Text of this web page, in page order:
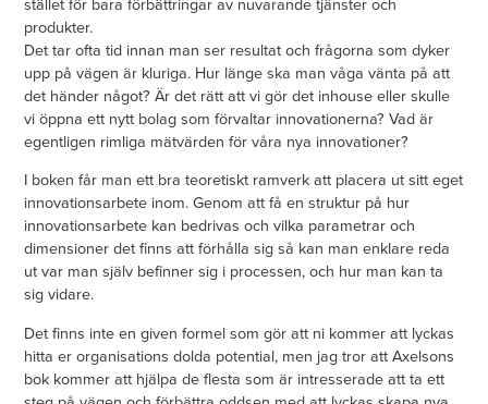
stället för bara förbättringar av nuvarande tjänster och
produkter.
Det tar ofta tid innan man ser resultat och frågorna som dyker
upp på vägen är kluriga. Hur länge ska man våga vänta på att
det händer något? Är det rätt att vi gör det inhouse eller skulle
vi öppna ett nytt bolag som förvaltar innovationerna? Vad är
egentligen rimliga mätvärden för våra nya innovationer?
I boken får man ett bra teoretiskt ramverk att placera ut sitt eget
innovationsarbete inom. Genom att få en struktur på hur
innovationsarbete kan bedrivas och vilka parametrar och
dimensioner det finns att förhålla sig så kan man enklare reda
ut var man själv befinner sig i processen, och hur man kan ta
sig vidare.
Det finns inte en given formel som gör att ni kommer att lyckas
hitta er organisations dolda potential, men jag tror att Axelsons
bok kommer att hjälpa de flesta som är intresserade att ta ett